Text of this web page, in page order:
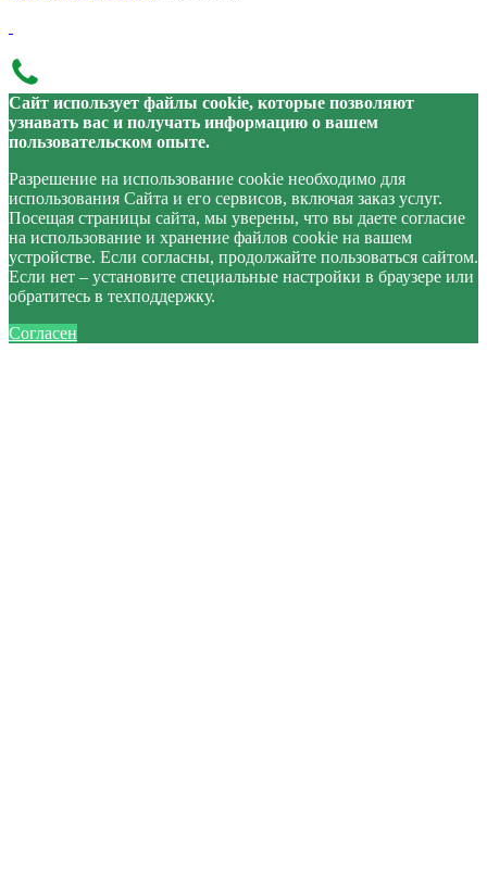
Сайт использует файлы cookie, которые позволяют
узнавать вас и получать информацию о вашем
пользовательском опыте.
Разрешение на использование cookie необходимо для
использования Сайта и его сервисов, включая заказ услуг.
Посещая страницы сайта, мы уверены, что вы даете согласие
на использование и хранение файлов cookie на вашем
устройстве. Если согласны, продолжайте пользоваться сайтом.
Если нет – установите специальные настройки в браузере или
обратитесь в техподдержку.
Согласен